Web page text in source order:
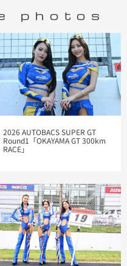
photos
2026 AUTOBACS SUPER GT
Round1「OKAYAMA GT 300km
RACE」